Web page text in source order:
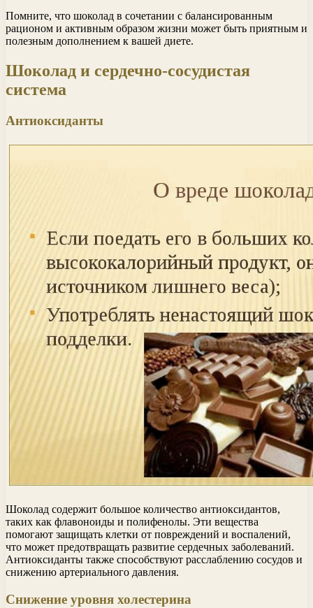
Помните, что шоколад в сочетании с балансированным
рационом и активным образом жизни может быть приятным и
полезным дополнением к вашей диете.
Шоколад и сердечно-сосудистая
система
Антиоксиданты
Шоколад содержит большое количество антиоксидантов,
таких как флавоноиды и полифенолы. Эти вещества
помогают защищать клетки от повреждений и воспалений,
что может предотвращать развитие сердечных заболеваний.
Антиоксиданты также способствуют расслаблению сосудов и
снижению артериального давления.
Снижение уровня холестерина